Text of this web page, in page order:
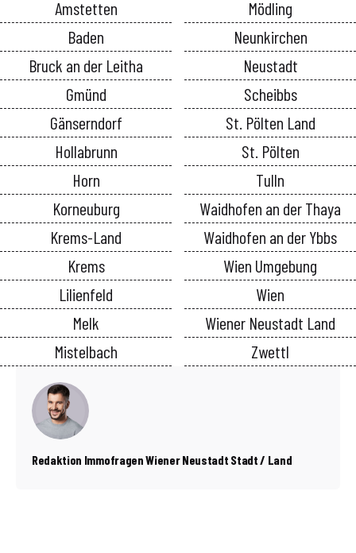
Amstetten
Baden
Bruck an der Leitha
Gmünd
Gänserndorf
Hollabrunn
Horn
Korneuburg
Krems-Land
Krems
Lilienfeld
Melk
Mistelbach
Mödling
Neunkirchen
Neustadt
Scheibbs
St. Pölten Land
St. Pölten
Tulln
Waidhofen an der Thaya
Waidhofen an der Ybbs
Wien Umgebung
Wien
Wiener Neustadt Land
Zwettl
Redaktion Immofragen Wiener Neustadt Stadt / Land